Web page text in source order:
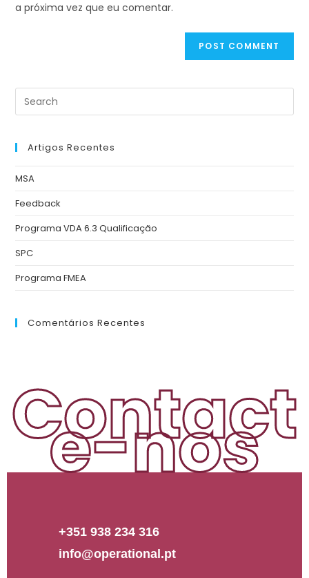
a próxima vez que eu comentar.
Artigos Recentes
MSA
Feedback
Programa VDA 6.3 Qualificação
SPC
Programa FMEA
Comentários Recentes
Contact
e-nos
+351 938 234 316
info@operational.pt